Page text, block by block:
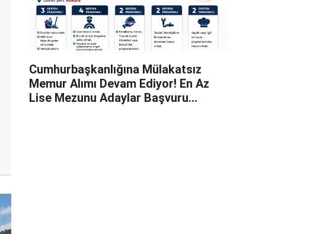
Cumhurbaşkanlığına Mülakatsız
Memur Alımı Devam Ediyor! En Az
Lise Mezunu Adaylar Başvuru